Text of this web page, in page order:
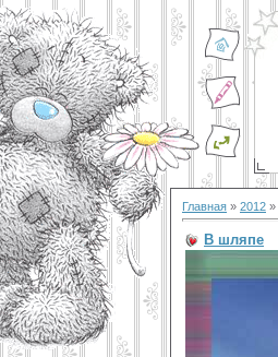
Главная » 2012 »
В шляпе